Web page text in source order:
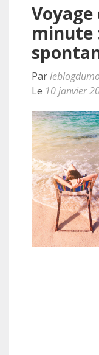
minute
Par
Le 10 janvier